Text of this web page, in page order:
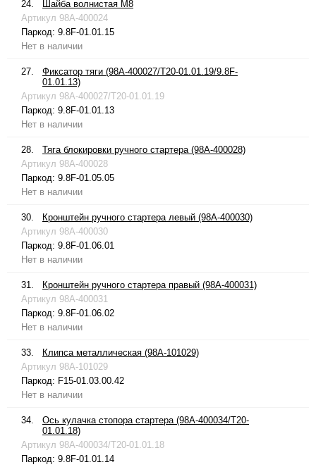
24.
Шайба волнистая М8
Артикул 98A-400024
Паркод: 9.8F-01.01.15
Нет в наличии
27.
Фиксатор тяги (98A-400027/T20-01.01.19/9.8F-
01.01.13)
Артикул 98A-400027/T20-01.01.19
Паркод: 9.8F-01.01.13
Нет в наличии
28.
Тяга блокировки ручного стартера (98A-400028)
Артикул 98A-400028
Паркод: 9.8F-01.05.05
Нет в наличии
30.
Кронштейн ручного стартера левый (98A-400030)
Артикул 98A-400030
Паркод: 9.8F-01.06.01
Нет в наличии
31.
Кронштейн ручного стартера правый (98A-400031)
Артикул 98A-400031
Паркод: 9.8F-01.06.02
Нет в наличии
33.
Клипса металлическая (98A-101029)
Артикул 98A-101029
Паркод: F15-01.03.00.42
Нет в наличии
34.
Ось кулачка стопора стартера (98A-400034/T20-
01.01.18)
Артикул 98A-400034/T20-01.01.18
Паркод: 9.8F-01.01.14